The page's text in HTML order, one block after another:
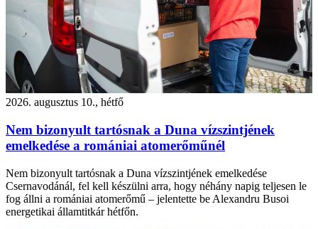
2026. augusztus 10., hétfő
Nem bizonyult tartósnak a Duna vízszintjének
emelkedése a romániai atomerőműnél
Nem bizonyult tartósnak a Duna vízszintjének emelkedése
Csernavodánál, fel kell készülni arra, hogy néhány napig teljesen le
fog állni a romániai atomerőmű – jelentette be Alexandru Busoi
energetikai államtitkár hétfőn.